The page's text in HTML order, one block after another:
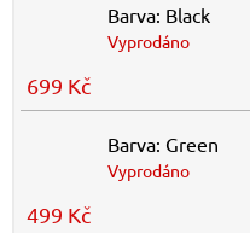
Barva: Black
Vyprodáno
699 Kč
Barva: Green
Vyprodáno
499 Kč